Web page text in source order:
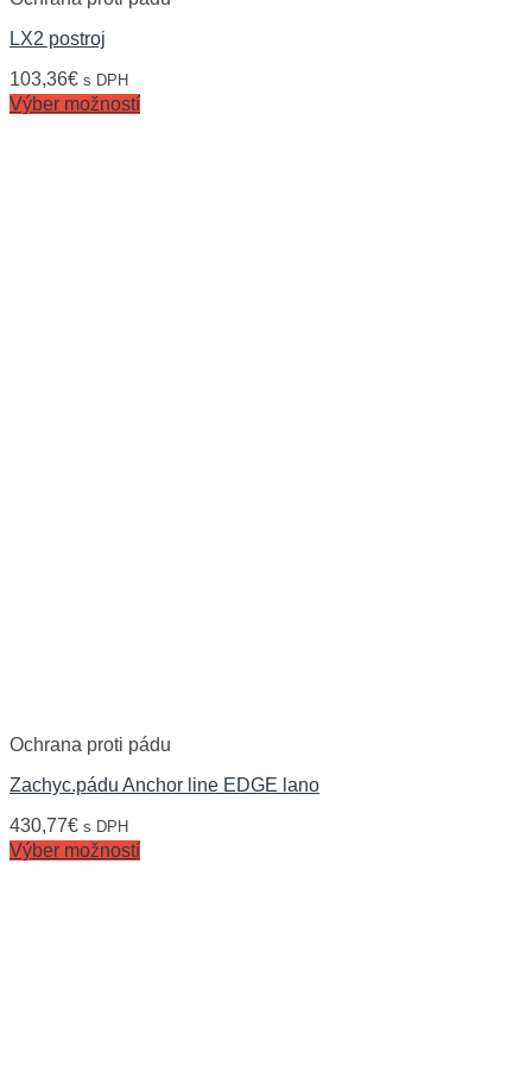
LX2 postroj
103,36€ s DPH
Výber možností
Ochrana proti pádu
Zachyc.pádu Anchor line EDGE lano
430,77€ s DPH
Výber možností